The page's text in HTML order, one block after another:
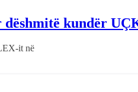
kundër
it në